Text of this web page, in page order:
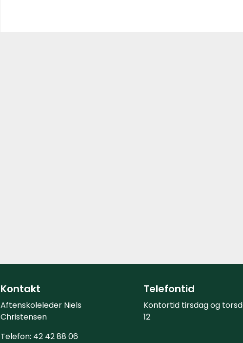
Kontakt
Aftenskoleleder Niels
Christensen
Telefon: 42 42 88 06
Telefontid
Kontortid tirsdag og
12